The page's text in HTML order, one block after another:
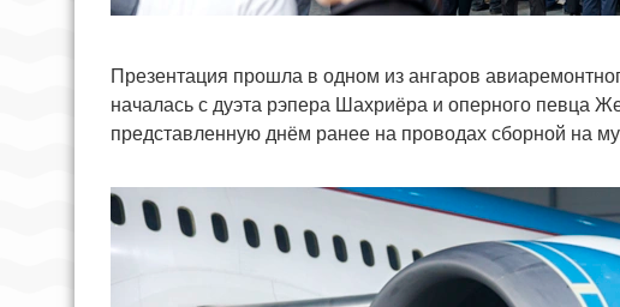
Презентация прошла в одном из ангаров
началась с дуэта рэпера Шахриёра и оперного певца
представленную днём ранее на проводах сборной на